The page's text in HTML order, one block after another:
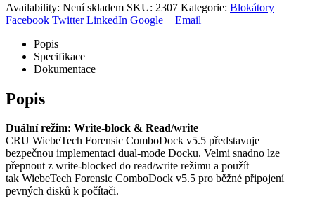
Availability: Není skladem SKU: 2307 Kategorie: Blokátory
Facebook Twitter LinkedIn Google + Email
Popis
Specifikace
Dokumentace
Popis
Duální režim: Write-block & Read/write
CRU WiebeTech Forensic ComboDock v5.5 představuje
bezpečnou implementaci dual-mode Docku. Velmi snadno lze
přepnout z write-blocked do read/write režimu a použít
tak WiebeTech Forensic ComboDock v5.5 pro běžné připojení
pevných disků k počítači.